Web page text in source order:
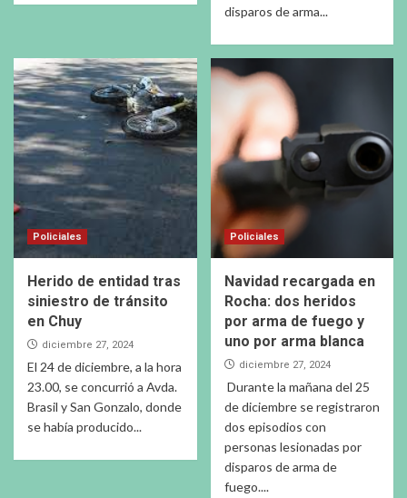
disparos de arma...
Policiales
Herido de entidad tras
siniestro de tránsito
en Chuy
diciembre 27, 2024
El 24 de diciembre, a la hora
23.00, se concurrió a Avda.
Brasil y San Gonzalo, donde
se había producido...
Policiales
Navidad recargada en
Rocha: dos heridos
por arma de fuego y
uno por arma blanca
diciembre 27, 2024
Durante la mañana del 25
de diciembre se registraron
dos episodios con
personas lesionadas por
disparos de arma de
fuego....